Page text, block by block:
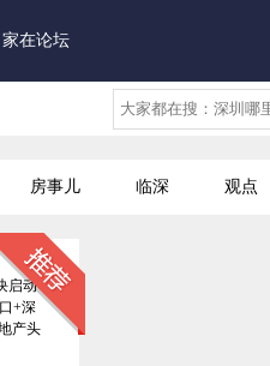
家在论坛
房事儿 临深 观点